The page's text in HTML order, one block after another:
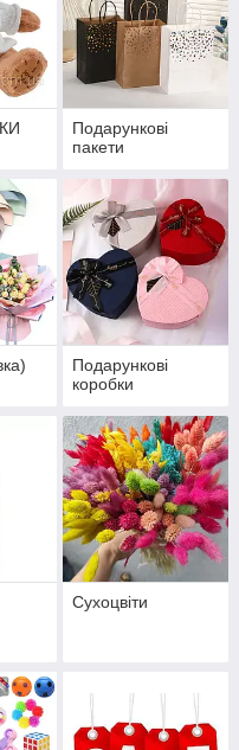
Подарункові
пакети
Подарункові
коробки
Сухоцвіти